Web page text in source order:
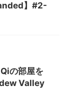
】#2-
の部屋を
Valley